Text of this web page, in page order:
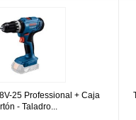
25 Professional + Caja
- Taladro...
25 Professional + Caja